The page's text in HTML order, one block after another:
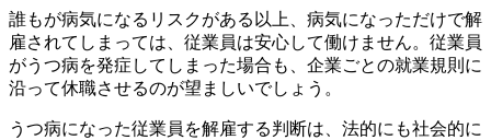
誰もが病気になるリスクがある以上、病気になっただけで解
雇されてしまっては、従業員は安心して働けません。従業員
がうつ病を発症してしまった場合も、企業ごとの就業規則に
沿って休職させるのが望ましいでしょう。
うつ病になった従業員を解雇する判断は、法的にも社会的に